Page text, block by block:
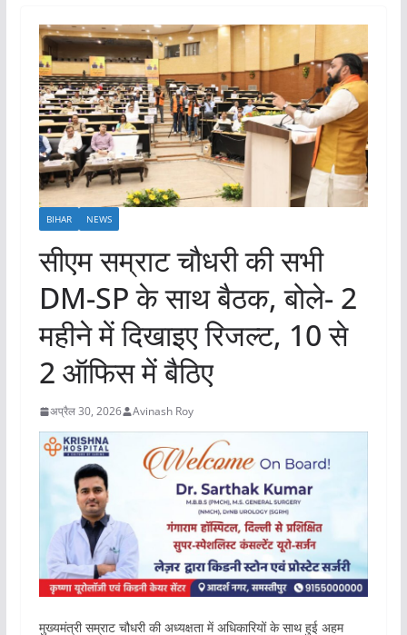
BIHAR NEWS
सीएम सम्राट चौधरी की सभी
DM-SP के साथ बैठक, बोले- 2
महीने में दिखाइए रिजल्ट, 10 से
2 ऑफिस में बैठिए
अप्रैल 30, 2026 Avinash Roy
मुख्यमंत्री सम्राट चौधरी की अध्यक्षता में अधिकारियों के साथ हुई अहम